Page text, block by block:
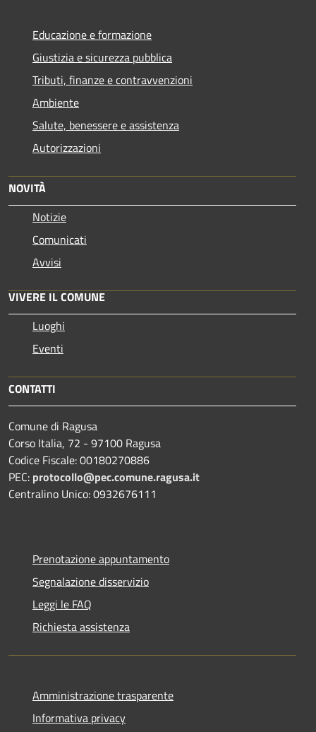
Educazione e formazione
Giustizia e sicurezza pubblica
Tributi, finanze e contravvenzioni
Ambiente
Salute, benessere e assistenza
Autorizzazioni
NOVITÀ
Notizie
Comunicati
Avvisi
VIVERE IL COMUNE
Luoghi
Eventi
CONTATTI
Comune di Ragusa
Corso Italia, 72 - 97100 Ragusa
Codice Fiscale: 00180270886
PEC: protocollo@pec.comune.ragusa.it
Centralino Unico: 0932676111
Prenotazione appuntamento
Segnalazione disservizio
Leggi le FAQ
Richiesta assistenza
Amministrazione trasparente
Informativa privacy